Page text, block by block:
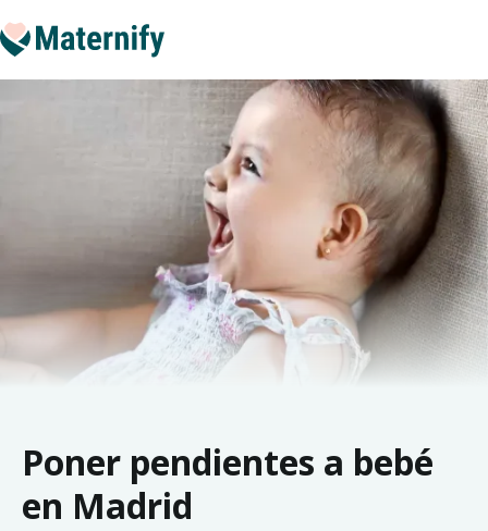
Poner pendientes a bebé
en Madrid